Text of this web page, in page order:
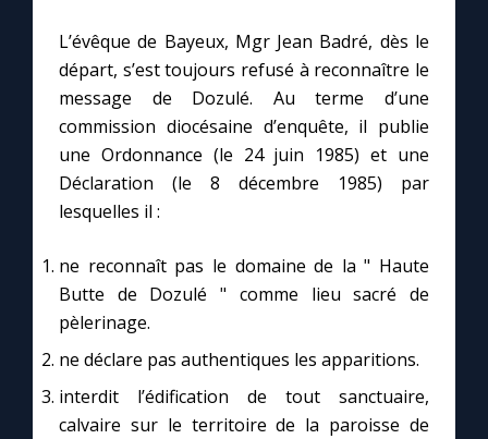
Avec Thérèse de Lisieux
L'Évangile chaque jour
Les premiers samedis du mois
Me consacrer à Jésus par Marie
Mes intentions de prière
Une Minute avec Marie
L’évêque de Bayeux, Mgr Jean Badré, dès le
départ, s’est toujours refusé à reconnaître le
message de Dozulé. Au terme d’une
commission diocésaine d’enquête, il publie
une Ordonnance (le 24 juin 1985) et une
Déclaration (le 8 décembre 1985) par
lesquelles il :
ne reconnaît pas le domaine de la " Haute
Butte de Dozulé " comme lieu sacré de
pèlerinage.
ne déclare pas authentiques les apparitions.
interdit l’édification de tout sanctuaire,
calvaire sur le territoire de la paroisse de